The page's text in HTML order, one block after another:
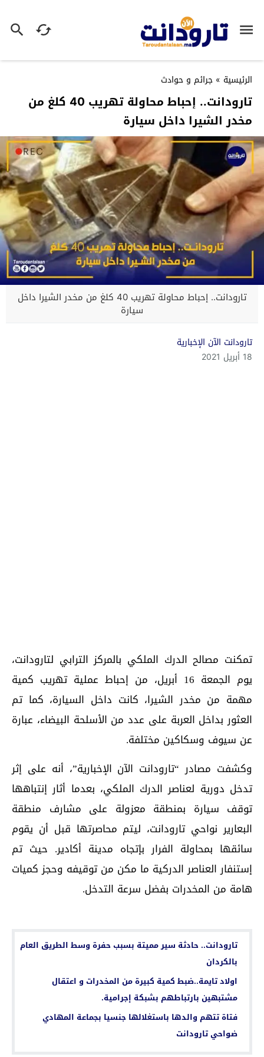
الرئيسية » جرائم و حوادث
تارودانت.. إحباط محاولة تهريب 40 كلغ من
مخدر الشيرا داخل سيارة
تارودانت.. إحباط محاولة تهريب 40 كلغ من مخدر الشيرا داخل
سيارة
تارودانت الآن الإخبارية
18 أبريل 2021
تمكنت مصالح الدرك الملكي بالمركز الترابي لتارودانت،
يوم الجمعة 16 أبريل، من إحباط عملية تهريب كمية
مهمة من مخدر الشيرا، كانت داخل السيارة، كما تم
العثور بداخل العربة على عدد من الأسلحة البيضاء، عبارة
عن سيوف وسكاكين مختلفة.
وكشفت مصادر “تارودانت الآن الإخبارية”، أنه على إثر
تدخل دورية لعناصر الدرك الملكي، بعدما أثار إنتباهها
توقف سيارة بمنطقة معزولة على مشارف منطقة
البعارير نواحي تارودانت، ليتم محاصرتها قبل أن يقوم
سائقها بمحاولة الفرار بإتجاه مدينة أكادير. حيث تم
إستنفار العناصر الدركية ما مكن من توقيفه وحجز كميات
هامة من المخدرات بفضل سرعة التدخل.
تارودانت.. حادثة سير مميتة بسبب حفرة وسط الطريق العام
بالكردان
اولاد تايمة..ضبط كمية كبيرة من المخدرات و اعتقال
مشتبهين بارتباطهم بشبكة إجرامية.
فتاة تتهم والدها باستغلالها جنسيا بجماعة المهادي
ضواحي تارودانت